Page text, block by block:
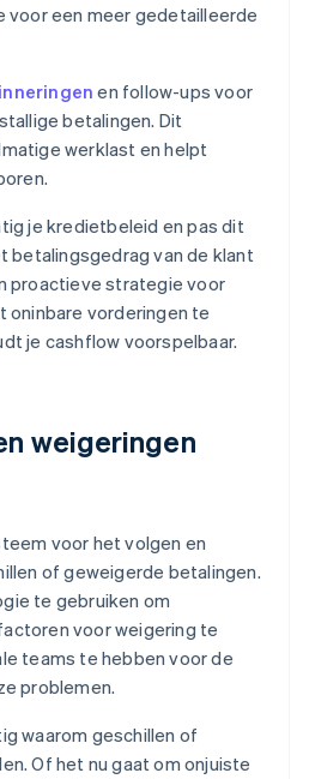
een meer gedetailleerde
en follow-ups voor
betalingen. Dit
werklast en helpt
je kredietbeleid en pas dit
betalingsgedrag van de klant
proactieve strategie voor
vorderingen te
je cashflow voorspelbaar.
weigeringen
voor het volgen en
of geweigerde betalingen.
te gebruiken om
voor weigering te
teams te hebben voor de
problemen.
waarom geschillen of
Of het nu gaat om onjuiste